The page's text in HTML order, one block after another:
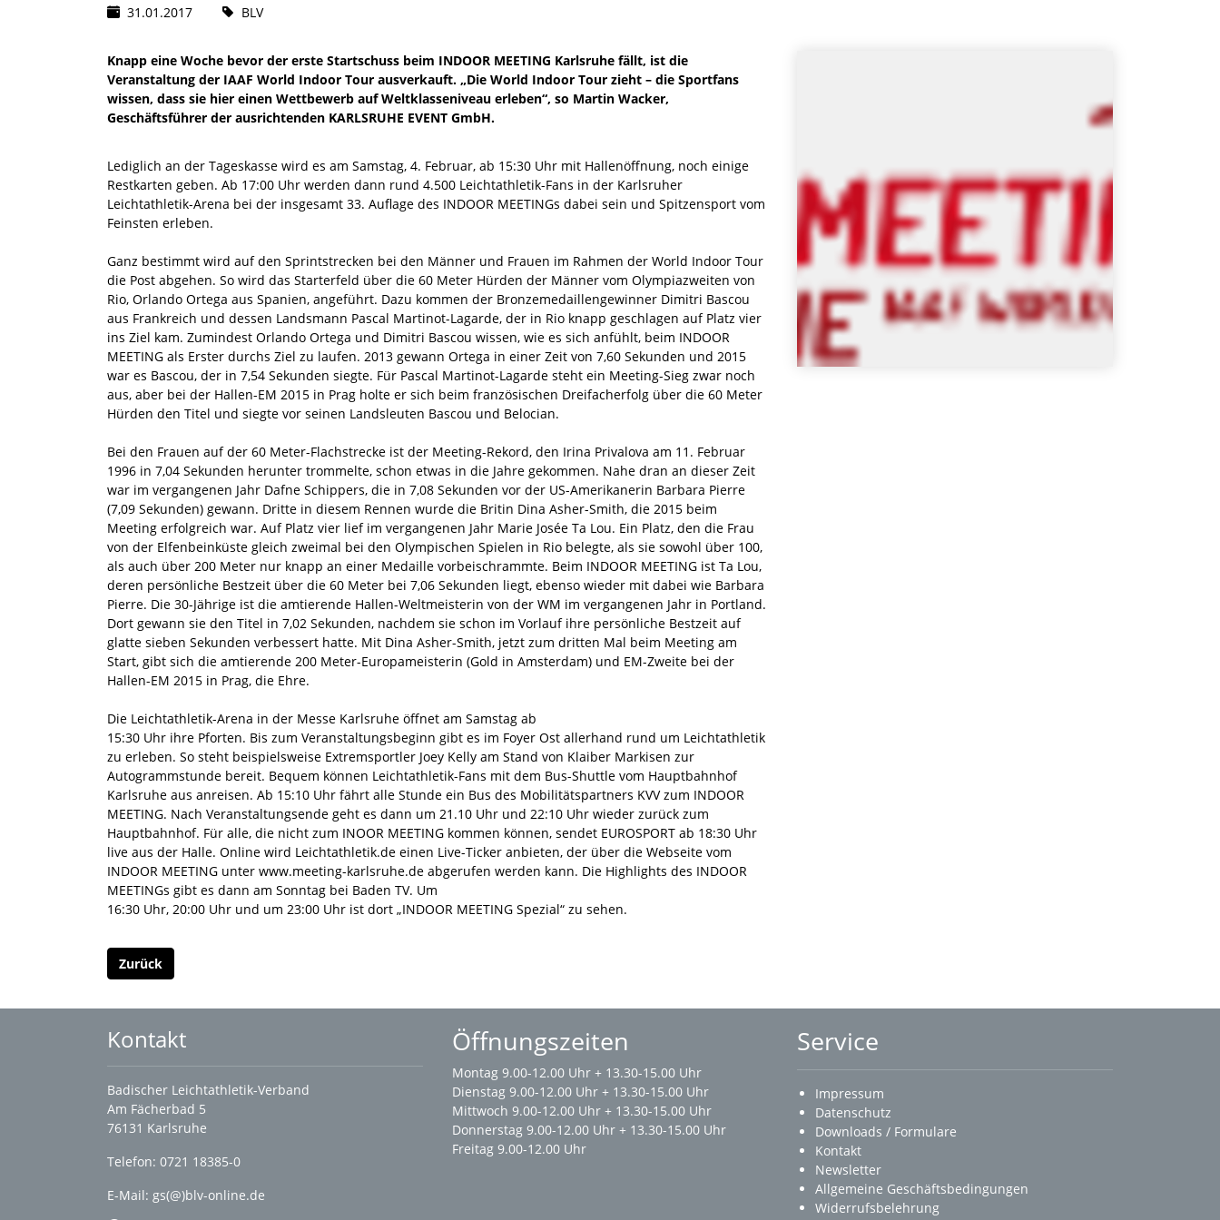
31.01.2017 BLV
Knapp eine Woche bevor der erste Startschuss beim INDOOR MEETING Karlsruhe fällt, ist die
Veranstaltung der IAAF World Indoor Tour ausverkauft. „Die World Indoor Tour zieht – die Sportfans
wissen, dass sie hier einen Wettbewerb auf Weltklasseniveau erleben“, so Martin Wacker,
Geschäftsführer der ausrichtenden KARLSRUHE EVENT GmbH.
Lediglich an der Tageskasse wird es am Samstag, 4. Februar, ab 15:30 Uhr mit Hallenöffnung, noch einige
Restkarten geben. Ab 17:00 Uhr werden dann rund 4.500 Leichtathletik-Fans in der Karlsruher
Leichtathletik-Arena bei der insgesamt 33. Auflage des INDOOR MEETINGs dabei sein und Spitzensport vom
Feinsten erleben.
Ganz bestimmt wird auf den Sprintstrecken bei den Männer und Frauen im Rahmen der World Indoor Tour
die Post abgehen. So wird das Starterfeld über die 60 Meter Hürden der Männer vom Olympiazweiten von
Rio, Orlando Ortega aus Spanien, angeführt. Dazu kommen der Bronzemedaillengewinner Dimitri Bascou
aus Frankreich und dessen Landsmann Pascal Martinot-Lagarde, der in Rio knapp geschlagen auf Platz vier
ins Ziel kam. Zumindest Orlando Ortega und Dimitri Bascou wissen, wie es sich anfühlt, beim INDOOR
MEETING als Erster durchs Ziel zu laufen. 2013 gewann Ortega in einer Zeit von 7,60 Sekunden und 2015
war es Bascou, der in 7,54 Sekunden siegte. Für Pascal Martinot-Lagarde steht ein Meeting-Sieg zwar noch
aus, aber bei der Hallen-EM 2015 in Prag holte er sich beim französischen Dreifacherfolg über die 60 Meter
Hürden den Titel und siegte vor seinen Landsleuten Bascou und Belocian.
Bei den Frauen auf der 60 Meter-Flachstrecke ist der Meeting-Rekord, den Irina Privalova am 11. Februar
1996 in 7,04 Sekunden herunter trommelte, schon etwas in die Jahre gekommen. Nahe dran an dieser Zeit
war im vergangenen Jahr Dafne Schippers, die in 7,08 Sekunden vor der US-Amerikanerin Barbara Pierre
(7,09 Sekunden) gewann. Dritte in diesem Rennen wurde die Britin Dina Asher-Smith, die 2015 beim
Meeting erfolgreich war. Auf Platz vier lief im vergangenen Jahr Marie Josée Ta Lou. Ein Platz, den die Frau
von der Elfenbeinküste gleich zweimal bei den Olympischen Spielen in Rio belegte, als sie sowohl über 100,
als auch über 200 Meter nur knapp an einer Medaille vorbeischrammte. Beim INDOOR MEETING ist Ta Lou,
deren persönliche Bestzeit über die 60 Meter bei 7,06 Sekunden liegt, ebenso wieder mit dabei wie Barbara
Pierre. Die 30-Jährige ist die amtierende Hallen-Weltmeisterin von der WM im vergangenen Jahr in Portland.
Dort gewann sie den Titel in 7,02 Sekunden, nachdem sie schon im Vorlauf ihre persönliche Bestzeit auf
glatte sieben Sekunden verbessert hatte. Mit Dina Asher-Smith, jetzt zum dritten Mal beim Meeting am
Start, gibt sich die amtierende 200 Meter-Europameisterin (Gold in Amsterdam) und EM-Zweite bei der
Hallen-EM 2015 in Prag, die Ehre.
Die Leichtathletik-Arena in der Messe Karlsruhe öffnet am Samstag ab
15:30 Uhr ihre Pforten. Bis zum Veranstaltungsbeginn gibt es im Foyer Ost allerhand rund um Leichtathletik
zu erleben. So steht beispielsweise Extremsportler Joey Kelly am Stand von Klaiber Markisen zur
Autogrammstunde bereit. Bequem können Leichtathletik-Fans mit dem Bus-Shuttle vom Hauptbahnhof
Karlsruhe aus anreisen. Ab 15:10 Uhr fährt alle Stunde ein Bus des Mobilitätspartners KVV zum INDOOR
MEETING. Nach Veranstaltungsende geht es dann um 21.10 Uhr und 22:10 Uhr wieder zurück zum
Hauptbahnhof. Für alle, die nicht zum INOOR MEETING kommen können, sendet EUROSPORT ab 18:30 Uhr
live aus der Halle. Online wird Leichtathletik.de einen Live-Ticker anbieten, der über die Webseite vom
INDOOR MEETING unter www.meeting-karlsruhe.de abgerufen werden kann. Die Highlights des INDOOR
MEETINGs gibt es dann am Sonntag bei Baden TV. Um
16:30 Uhr, 20:00 Uhr und um 23:00 Uhr ist dort „INDOOR MEETING Spezial“ zu sehen.
Zurück
Kontakt
Badischer Leichtathletik-Verband
Am Fächerbad 5
76131 Karlsruhe
Telefon: 0721 18385-0
E-Mail: gs(@)blv-online.de
Öffnungszeiten
Montag 9.00-12.00 Uhr + 13.30-15.00 Uhr
Dienstag 9.00-12.00 Uhr + 13.30-15.00 Uhr
Mittwoch 9.00-12.00 Uhr + 13.30-15.00 Uhr
Donnerstag 9.00-12.00 Uhr + 13.30-15.00 Uhr
Freitag 9.00-12.00 Uhr
Service
Impressum
Datenschutz
Downloads / Formulare
Kontakt
Newsletter
Allgemeine Geschäftsbedingungen
Widerrufsbelehrung